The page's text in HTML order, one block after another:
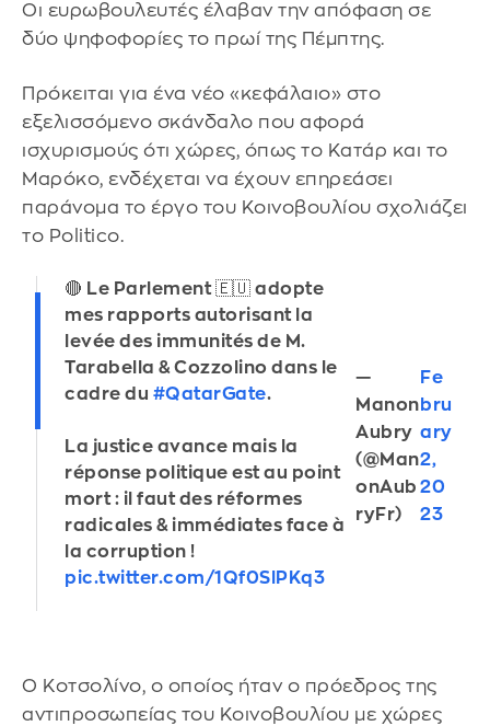
Οι ευρωβουλευτές έλαβαν την απόφαση σε
δύο ψηφοφορίες το πρωί της Πέμπτης.
Πρόκειται για ένα νέο «κεφάλαιο» στο
εξελισσόμενο σκάνδαλο που αφορά
ισχυρισμούς ότι χώρες, όπως το Κατάρ και το
Μαρόκο, ενδέχεται να έχουν επηρεάσει
παράνομα το έργο του Κοινοβουλίου σχολιάζει
το Politico.
🔴 Le Parlement 🇪🇺 adopte
mes rapports autorisant la
levée des immunités de M.
Tarabella & Cozzolino dans le
cadre du #QatarGate.
La justice avance mais la
réponse politique est au point
mort : il faut des réformes
radicales & immédiates face à
la corruption !
pic.twitter.com/1Qf0SlPKq3
—
Manon
Aubry
(@Man
onAub
ryFr)
Fe
bru
ary
2,
20
23
Ο Κοτσολίνο, ο οποίος ήταν ο πρόεδρος της
αντιπροσωπείας του Κοινοβουλίου με χώρες